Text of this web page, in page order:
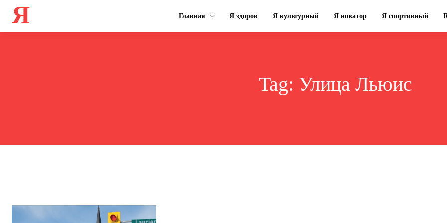
Я Главная Я здоров Я культурный Я новатор Я спортивный
Tag: Улица Льюис